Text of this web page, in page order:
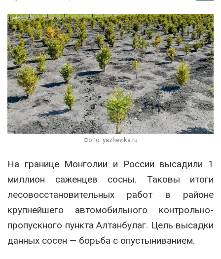
Фото: yazhevika.ru
На границе Монголии и России высадили 1
миллион саженцев сосны. Таковы итоги
лесовосстановительных работ в районе
крупнейшего автомобильного контрольно-
пропускного пункта Алтанбулаг. Цель высадки
данных сосен — борьба с опустыниванием.